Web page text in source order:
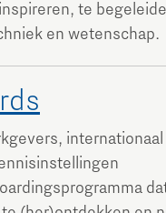
te
en wetenschap.